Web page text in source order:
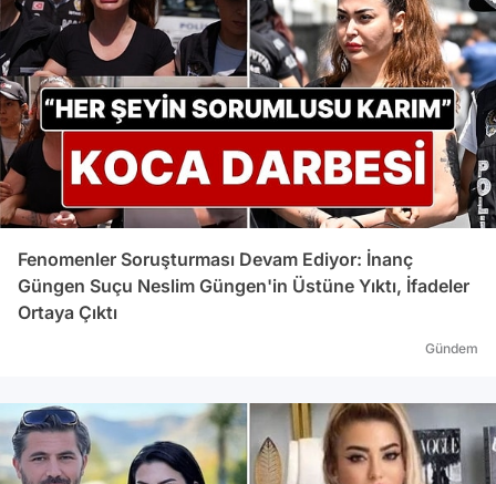
Fenomenler Soruşturması Devam Ediyor: İnanç
Güngen Suçu Neslim Güngen'in Üstüne Yıktı, İfadeler
Ortaya Çıktı
Gündem